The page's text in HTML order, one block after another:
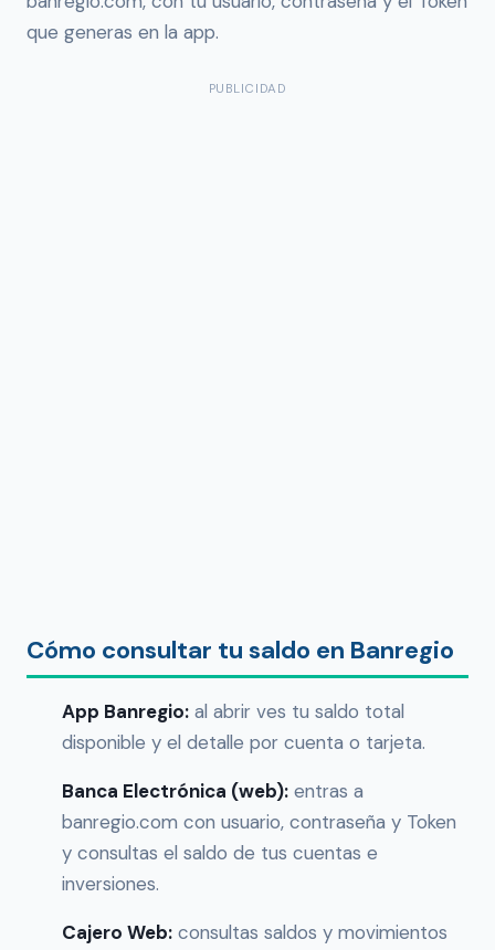
que generas en la app.
PUBLICIDAD
Cómo consultar tu saldo en Banregio
App Banregio: al abrir ves tu saldo total
disponible y el detalle por cuenta o tarjeta.
Banca Electrónica (web): entras a
banregio.com con usuario, contraseña y Token
y consultas el saldo de tus cuentas e
inversiones.
Cajero Web: consultas saldos y movimientos